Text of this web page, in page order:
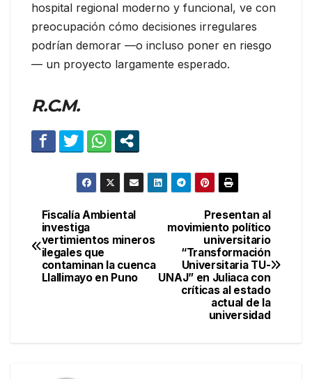
hospital regional moderno y funcional, ve con
preocupación cómo decisiones irregulares
podrían demorar —o incluso poner en riesgo
— un proyecto largamente esperado.
R.C.M.
Navegación
de
entradas
Presentan al
movimiento político
universitario
“Transformación
Universitaria TU-
UNAJ” en Juliaca con
críticas al estado
actual de la
universidad
Fiscalía Ambiental
investiga
vertimientos mineros
ilegales que
contaminan la cuenca
Llallimayo en Puno